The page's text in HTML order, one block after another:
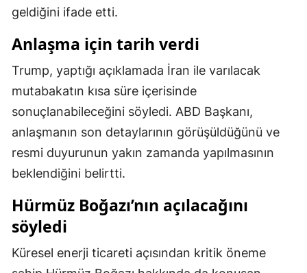
İzmir
Kars
Kastamonu
Kırklareli
Kocaeli
Kütahya
geldiğini ifade etti.
Anlaşma için tarih verdi
Trump, yaptığı açıklamada İran ile varılacak
mutabakatın kısa süre içerisinde
sonuçlanabileceğini söyledi. ABD Başkanı,
anlaşmanın son detaylarının görüşüldüğünü ve
resmi duyurunun yakın zamanda yapılmasının
beklendiğini belirtti.
Hürmüz Boğazı’nın açılacağını
söyledi
Küresel enerji ticareti açısından kritik öneme